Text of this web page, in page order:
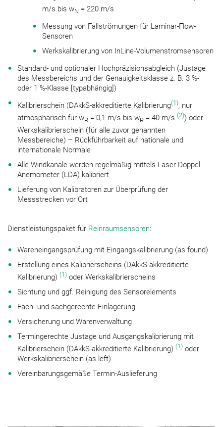
m/s bis wN = 220 m/s
Messung von Fallströmungen für Laminar-Flow-
Sensoren
Werkskalibrierung von InLine-Volumenstromsensoren
Standard- und optionaler Hochpräzisionsabgleich (Justage
des Messbereichs und der Genauigkeitsklasse z. B. 3 %-
oder 1 %-Klasse [typabhängig])
Kalibrierschein (DAkkS-akkreditierte Kalibrierung(1); nur
atmosphärisch für wR = 0,1 m/s bis wR = 40 m/s (2)) oder
Werkskalibrierschein (für alle zuvor genannten
Messbereiche) – Rückführbarkeit auf nationale und
internationale Normale
Alle Windkanäle werden regelmäßig mittels Laser-Doppel-
Anemometer (LDA) kalibriert
Lieferung von Kalibratoren zur Überprüfung der
Messstrecken vor Ort
Dienstleistungspaket für Reinraumsensoren:
Wareneingangsprüfung mit Eingangskalibrierung (as found)
Erstellung eines Kalibrierscheins (DAkkS-akkreditierte
Kalibrierung) (1) oder Werkskalibrierscheins
Sichtung und ggf. Reinigung des Sensorelements
Fach- und sachgerechte Einlagerung
Versicherung und Warenverwaltung
Termingerechte Justage und Ausgangskalibrierung mit
Kalibrierschein (DAkkS-akkreditierte Kalibrierung) (1) oder
Werkskalibrierschein (as left)
Vereinbarungsgemäße Termin-Auslieferung